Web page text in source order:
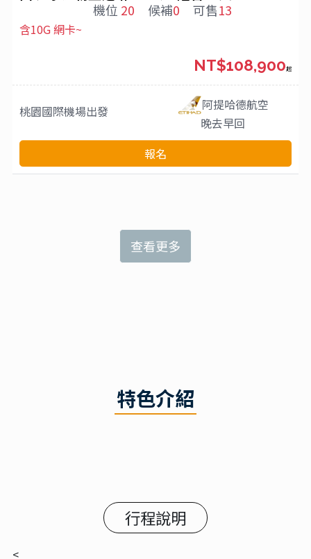
機位 20 候補0 可售13
含10G 網卡~
桃園國際機場出發
阿提哈德航空
晚去早回
NT$108,900起
報名
查看更多
特色介紹
行程說明
<